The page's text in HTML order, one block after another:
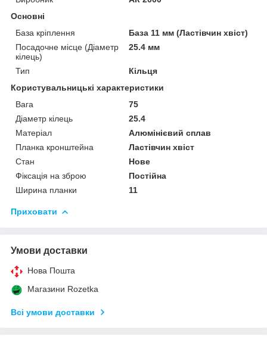
Основні
База кріплення
База 11 мм (Ластівчин хвіст)
Посадочне місце (Діаметр
кілець)
25.4 мм
Тип
Кільця
Користувальницькі характеристики
Вага
75
Діаметр кілець
25.4
Матеріал
Алюмінієвий сплав
Планка кронштейна
Ластівчин хвіст
Стан
Нове
Фіксація на зброю
Постійна
Ширина планки
11
Приховати
Умови доставки
Нова Пошта
Магазини Rozetka
Всі умови доставки